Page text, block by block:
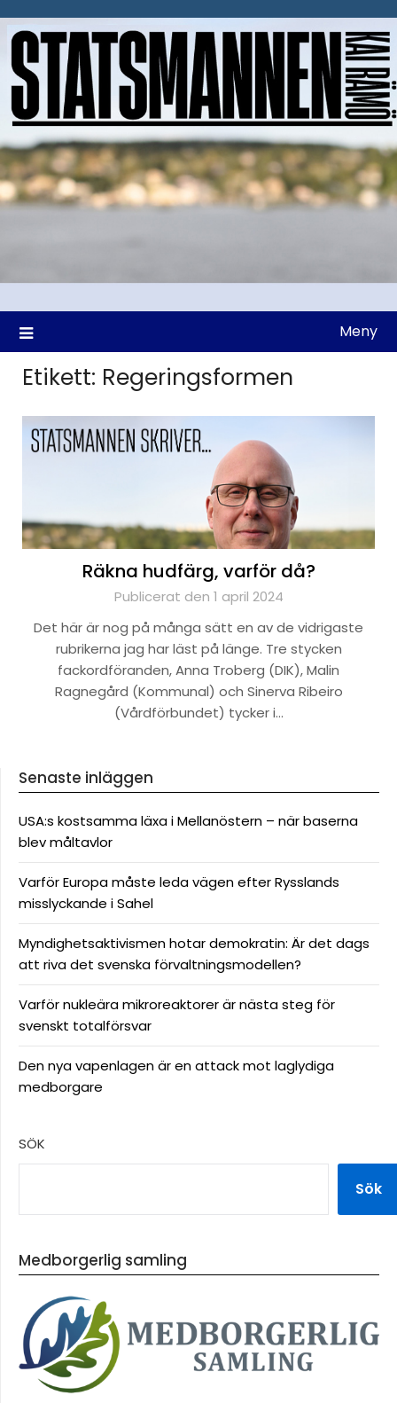
till
Meny
Etikett: Regeringsformen
Räkna hudfärg, varför då?
Publicerat den 1 april 2024
Det här är nog på många sätt en av de vidrigaste
rubrikerna jag har läst på länge. Tre stycken
fackordföranden, Anna Troberg (DIK), Malin
Ragnegård (Kommunal) och Sinerva Ribeiro
(Vårdförbundet) tycker i…
Senaste inläggen
USA:s kostsamma läxa i Mellanöstern – när baserna
blev måltavlor
Varför Europa måste leda vägen efter Rysslands
misslyckande i Sahel
Myndighetsaktivismen hotar demokratin: Är det dags
att riva det svenska förvaltningsmodellen?
Varför nukleära mikroreaktorer är nästa steg för
svenskt totalförsvar
Den nya vapenlagen är en attack mot laglydiga
medborgare
SÖK
Sök
Medborgerlig samling